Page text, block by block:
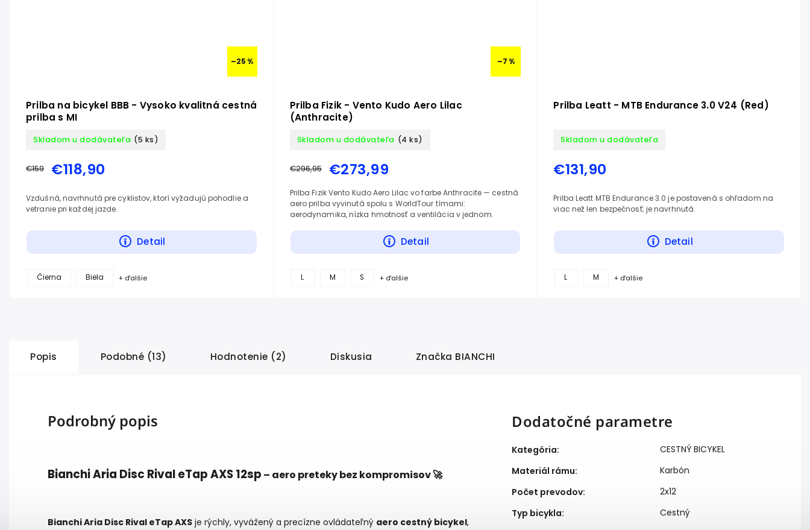
–25 %
Prilba na bicykel BBB - Vysoko kvalitná cestná
prilba s MI
Skladom u dodávateľa (5 ks)
€159 €118,90
Detail
Vzdušná, navrhnutá pre cyklistov, ktorí vyžadujú pohodlie a
vetranie pri každej jazde.
Čierna Biela + ďalšie
–7 %
Prilba Fizik - Vento Kudo Aero Lilac
(Anthracite)
Skladom u dodávateľa (4 ks)
€296,95 €273,99
Detail
Prilba Fizik Vento Kudo Aero Lilac vo farbe Anthracite — cestná
aero prilba vyvinutá spolu s WorldTour tímami:
aerodynamika, nízka hmotnosť a ventilácia v jednom.
L M S + ďalšie
Prilba Leatt - MTB Endurance 3.0 V24 (Red)
Skladom u dodávateľa
€131,90
Detail
Prilba Leatt MTB Endurance 3.0 je postavená s ohľadom na
viac než len bezpečnosť; je navrhnutá.
L M + ďalšie
Popis Podobné (13) Hodnotenie (2) Diskusia Značka BIANCHI
Podrobný popis
Bianchi Aria Disc Rival eTap AXS 12sp – aero preteky bez kompromisov 🚀
Bianchi Aria Disc Rival eTap AXS je rýchly, vyvážený a precízne ovládateľný aero cestný bicykel,
Dodatočné parametre
Kategória:
CESTNÝ BICYKEL
Materiál rámu:
Karbón
Počet prevodov:
2x12
Typ bicykla: Cestný